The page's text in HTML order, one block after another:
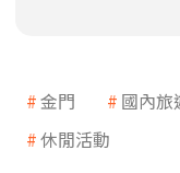
金門 國內旅
休閒活動